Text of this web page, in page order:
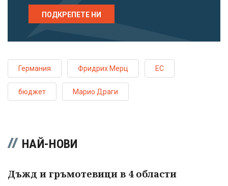
ПОДКРЕПЕТЕ НИ
Германия Фридрих Мерц ЕС
бюджет Марио Драги
НАЙ-НОВИ
Дъжд и гръмотевици в 4 области